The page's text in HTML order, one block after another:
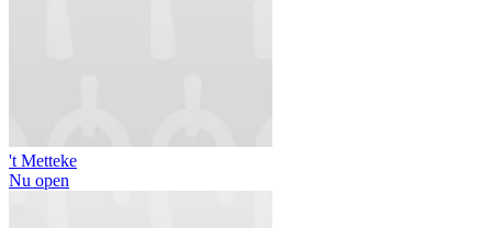
't Metteke
Nu open